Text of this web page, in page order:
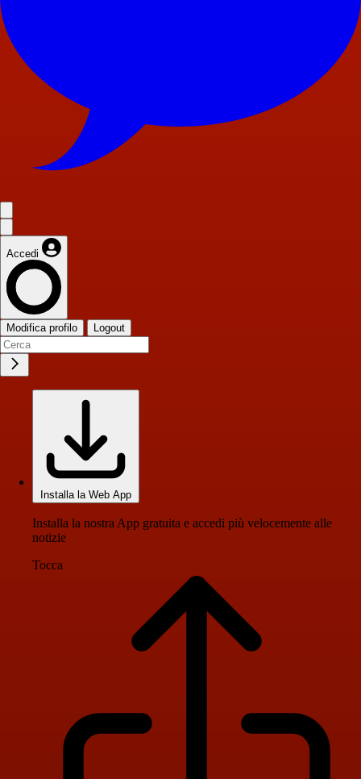
Accedi
Modifica profilo Logout
Installa la Web App
Installa la nostra App gratuita e accedi più velocemente alle
notizie
Tocca